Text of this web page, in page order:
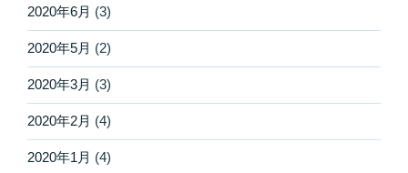
2020年6月 (3)
2020年5月 (2)
2020年3月 (3)
2020年2月 (4)
2020年1月 (4)